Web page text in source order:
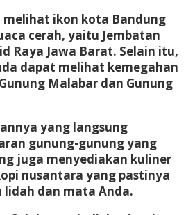
melihat ikon kota Bandung
cerah, yaitu Jembatan
Raya Jawa Barat. Selain itu,
dapat melihat kemegahan
Malabar dan Gunung
yang langsung
gunung-gunung yang
juga menyediakan kuliner
nusantara yang pastinya
dan mata Anda.